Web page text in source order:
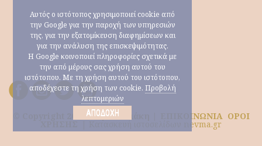
© Copyright 2026 Μαρία Ηλιάκη | ΕΠΙΚΟΙΝΩΝΙΑ ΟΡΟΙ
Κατασκευή ιστοσελίδων nevma.gr
Αυτός ο ιστότοπος χρησιμοποιεί cookie από
την Google για την παροχή των υπηρεσιών
της, για την εξατομίκευση διαφημίσεων και
για την ανάλυση της επισκεψιμότητας.
Η Google κοινοποιεί πληροφορίες σχετικά με
την από μέρους σας χρήση αυτού του
ιστότοπου. Με τη χρήση αυτού του ιστότοπου,
αποδέχεστε τη χρήση των cookie. Προβολή
λεπτομεριών
ΑΠΟΔΟΧΉ